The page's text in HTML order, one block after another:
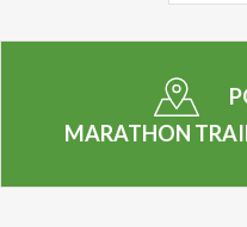
Entrambe le distanze
Garibaldi fronte lago
mare) con arrivo finale
MARATHON